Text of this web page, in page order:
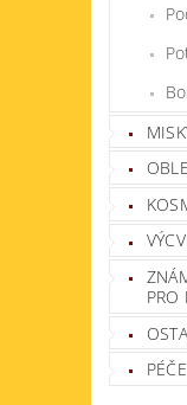
PRO